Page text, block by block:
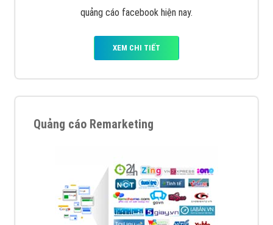
quảng cáo facebook hiện nay.
XEM CHI TIẾT
Quảng cáo Remarketing